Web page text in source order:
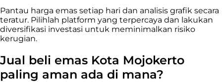
Pantau harga emas setiap hari dan analisis grafik secara
teratur. Pilihlah platform yang terpercaya dan lakukan
diversifikasi investasi untuk meminimalkan risiko
kerugian.
Jual beli emas Kota Mojokerto
paling aman ada di mana?